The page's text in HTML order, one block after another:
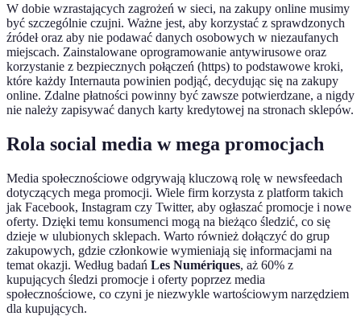
W dobie wzrastających zagrożeń w sieci, na zakupy online musimy
być szczególnie czujni. Ważne jest, aby korzystać z sprawdzonych
źródeł oraz aby nie podawać danych osobowych w niezaufanych
miejscach. Zainstalowane oprogramowanie antywirusowe oraz
korzystanie z bezpiecznych połączeń (https) to podstawowe kroki,
które każdy Internauta powinien podjąć, decydując się na zakupy
online. Zdalne płatności powinny być zawsze potwierdzane, a nigdy
nie należy zapisywać danych karty kredytowej na stronach sklepów.
Rola social media w mega promocjach
Media społecznościowe odgrywają kluczową rolę w newsfeedach
dotyczących mega promocji. Wiele firm korzysta z platform takich
jak Facebook, Instagram czy Twitter, aby ogłaszać promocje i nowe
oferty. Dzięki temu konsumenci mogą na bieżąco śledzić, co się
dzieje w ulubionych sklepach. Warto również dołączyć do grup
zakupowych, gdzie członkowie wymieniają się informacjami na
temat okazji. Według badań Les Numériques, aż 60% z
kupujących śledzi promocje i oferty poprzez media
społecznościowe, co czyni je niezwykle wartościowym narzędziem
dla kupujących.